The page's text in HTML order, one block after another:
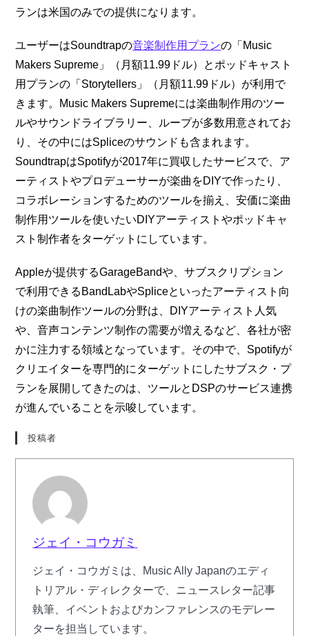
ランは米国のみでの提供になります。
ユーザーはSoundtrapの音楽制作用プランの「Music
Makers Supreme」（月額11.99ドル）とポッドキャスト
用プランの「Storytellers」（月額11.99ドル）が利用で
きます。Music Makers Supremeには楽曲制作用のツー
ルやサウンドライブラリー、ループが多数用意されてお
り、その中にはSpliceのサウンドも含まれます。
SoundtrapはSpotifyが2017年に買収したサービスで、ア
ーティストやプロデューサーが楽曲をDIYで作ったり、
コラボレーションするためのツールを揃え、安価に楽曲
制作用ツールを使いたいDIYアーティストやポッドキャ
スト制作者をターゲットにしています。
Appleが提供するGarageBandや、サブスクリプション
で利用できるBandLabやSpliceといったアーティスト向
けの楽曲制作ツールの分野は、DIYアーティスト人気
や、音声コンテンツ制作の需要が増えるなど、各社が密
かに注力する領域となっています。その中で、Spotifyが
クリエイターを専門的にターゲットにしたサブスク・プ
ランを展開してきたのは、ツールとDSPのサービス連携
が進んでいることを示唆しています。
投稿者
ジェイ・コウガミ
ジェイ・コウガミは、Music Ally Japanのエディ
トリアル・ディレクターで、ニュースレター記事
執筆、イベントおよびカンファレンスのモデレー
ターを担当しています。